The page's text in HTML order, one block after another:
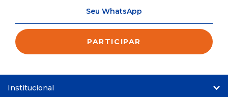
Institucional